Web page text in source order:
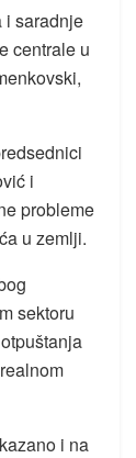
i saradnje
centrale u
i
probleme
u zemlji.
sektoru
i na